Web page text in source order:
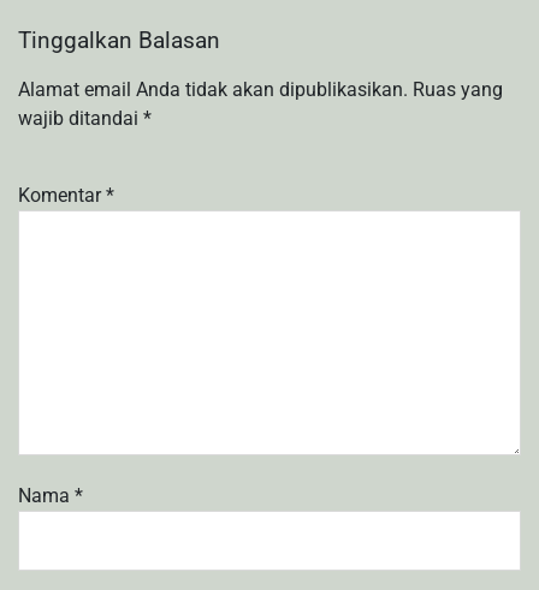
Tinggalkan Balasan
Alamat email Anda tidak akan dipublikasikan. Ruas yang
wajib ditandai *
Komentar*
Nama *